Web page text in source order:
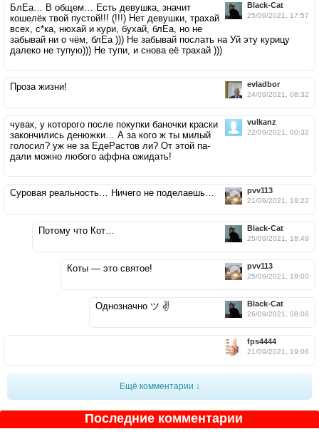
Black-Cat
25/09/2021, 17:57
БлЕа… В общем… Есть девушка, значит
кошелёк твой пустой!!! (!!!) Нет девушки, трахай
всех, с*ка, нюхай и кури, бухай, блЕа, но не
забывай ни о чём, блЕа ))) Не забывай послать на Уй эту курицу
далеко не тупую))) Не тупи, и снова её трахай )))
evladbor
24/09/2021, 08:32
Проза жизни!
vulkanz
22/09/2021, 00:32
чувак, у которого после покупки баночки краски
закончились денюжки… А за кого ж ты милый
голосил? уж не за ЕдеРастов ли? От этой па-
дали можно любого аффна ожидать!
pvv113
21/09/2021, 19:22
Суровая реальность… Ничего не поделаешь…
Black-Cat
25/09/2021, 18:49
Потому что Кот…
pvv113
25/09/2021, 19:00
Коты — это святое!
Black-Cat
26/09/2021, 08:06
Однозначно ツ ✌
fps4444
21/09/2021, 19:06
Ещё комментарии ↓
Последние комментарии